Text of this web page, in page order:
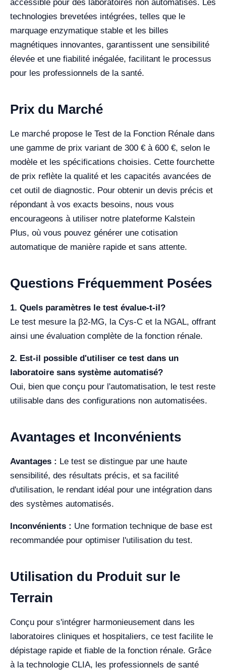
accessible pour des laboratoires non automatisés. Les
technologies brevetées intégrées, telles que le
marquage enzymatique stable et les billes
magnétiques innovantes, garantissent une sensibilité
élevée et une fiabilité inégalée, facilitant le processus
pour les professionnels de la santé.
Prix du Marché
Le marché propose le Test de la Fonction Rénale dans
une gamme de prix variant de 300 € à 600 €, selon le
modèle et les spécifications choisies. Cette fourchette
de prix reflète la qualité et les capacités avancées de
cet outil de diagnostic. Pour obtenir un devis précis et
répondant à vos exacts besoins, nous vous
encourageons à utiliser notre plateforme Kalstein
Plus, où vous pouvez générer une cotisation
automatique de manière rapide et sans attente.
Questions Fréquemment Posées
1. Quels paramètres le test évalue-t-il?
Le test mesure la β2-MG, la Cys-C et la NGAL, offrant
ainsi une évaluation complète de la fonction rénale.
2. Est-il possible d'utiliser ce test dans un
laboratoire sans système automatisé?
Oui, bien que conçu pour l'automatisation, le test reste
utilisable dans des configurations non automatisées.
Avantages et Inconvénients
Avantages : Le test se distingue par une haute
sensibilité, des résultats précis, et sa facilité
d'utilisation, le rendant idéal pour une intégration dans
des systèmes automatisés.
Inconvénients : Une formation technique de base est
recommandée pour optimiser l'utilisation du test.
Utilisation du Produit sur le
Terrain
Conçu pour s'intégrer harmonieusement dans les
laboratoires cliniques et hospitaliers, ce test facilite le
dépistage rapide et fiable de la fonction rénale. Grâce
à la technologie CLIA, les professionnels de santé